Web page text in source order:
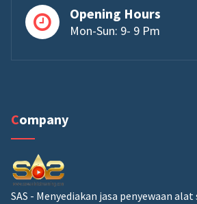
Opening Hours
Mon-Sun: 9- 9 Pm
Company
SAS - Menyediakan jasa penyewaan